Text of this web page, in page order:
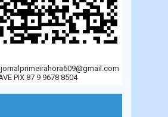
PIX 87 9 9678 8504